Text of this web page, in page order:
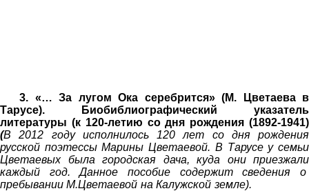
3. «… За лугом Ока серебрится» (М. Цветаева в
Тарусе). Биобиблиографический указатель
литературы (к 120-летию со дня рождения (1892-1941)
(В 2012 году исполнилось 120 лет со дня рождения
русской поэтессы Марины Цветаевой. В Тарусе у семьи
Цветаевых была городская дача, куда они приезжали
каждый год. Данное пособие содержит сведения о
пребывании М.Цветаевой на Калужской земле).